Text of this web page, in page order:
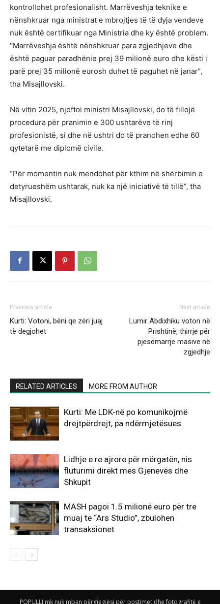
kontrollohet profesionalisht. Marrëveshja teknike e
nënshkruar nga ministrat e mbrojtjes të të dyja vendeve
nuk është certifikuar nga Ministria dhe ky është problem.
“Marrëveshja është nënshkruar para zgjedhjeve dhe
është paguar paradhënie prej 39 milionë euro dhe kësti i
parë prej 35 milionë eurosh duhet të paguhet në janar”,
tha Misajllovski.
Në vitin 2025, njoftoi ministri Misajllovski, do të fillojë
procedura për pranimin e 300 ushtarëve të rinj
profesionistë, si dhe në ushtri do të pranohen edhe 60
qytetarë me diplomë civile.
“Për momentin nuk mendohet për kthim në shërbimin e
detyrueshëm ushtarak, nuk ka një iniciativë të tillë”, tha
Misajllovski.
Previous article
Kurti: Votoni, bëni qe zëri juaj
të degjohet
Next article
Lumir Abdixhiku voton në
Prishtinë, thirrje për
pjesëmarrje masive në
zgjedhje
RELATED ARTICLES MORE FROM AUTHOR
Kurti: Me LDK-në po komunikojmë
drejtpërdrejt, pa ndërmjetësues
Lidhje e re ajrore për mërgatën, nis
fluturimi direkt mes Gjenevës dhe
Shkupit
MASH pagoi 1.5 milionë euro për tre
muaj te “Ars Studio”, zbulohen
transaksionet
POPULLI.mk nuk mban përgjegjësi për postimet dhe fotografitë e